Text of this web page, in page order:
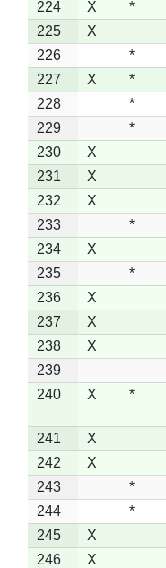
224 X *
225
X
226
*
227
X *
228
*
229
*
230
X
231
X
232
X
233
*
234
X
235
*
236
X
237
X
238
X
239
240
X *
241 X
242
X
243
*
244
*
245
X
246
X